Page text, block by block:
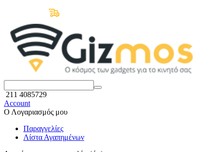
211 4085729
Account
Ο Λογαριασμός μου
Παραγγελίες
Λίστα Αγαπημένων